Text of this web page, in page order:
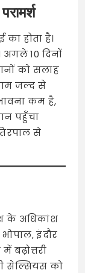
होता है।
10 दिनों
को सलाह
जल्द से
कम है,
पहुँचा
से
के अधिकांश
इंदौर
बढ़ोत्तरी
सेल्सियस को